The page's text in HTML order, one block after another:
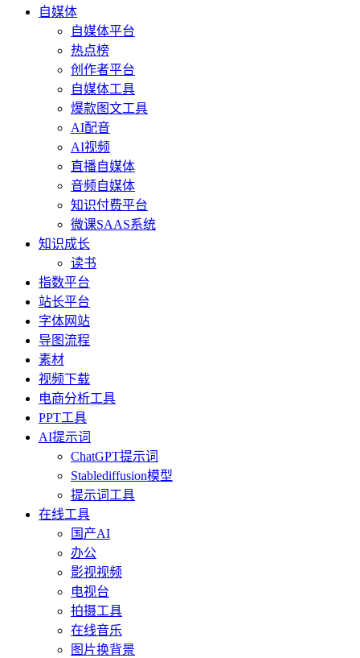
自媒体
自媒体平台
热点榜
创作者平台
自媒体工具
爆款图文工具
AI配音
AI视频
直播自媒体
音频自媒体
知识付费平台
微课SAAS系统
知识成长
读书
指数平台
站长平台
字体网站
导图流程
素材
视频下载
电商分析工具
PPT工具
AI提示词
ChatGPT提示词
Stablediffusion模型
提示词工具
在线工具
国产AI
办公
影视视频
电视台
拍摄工具
在线音乐
图片换背景